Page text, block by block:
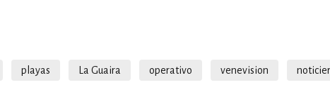
playas La Guaira operativo venevision